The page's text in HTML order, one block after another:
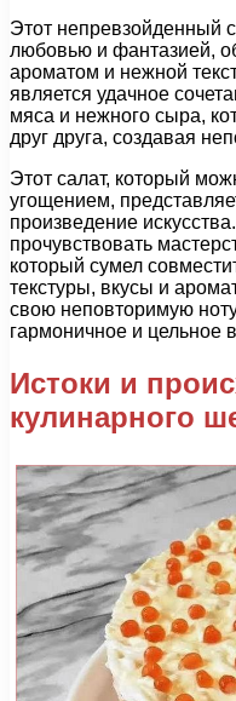
Этот непревзойденный
любовью и фантазией,
ароматом и нежной
является удачное
мяса и нежного сыра,
друг друга, создавая
Этот салат, который
угощением,
произведение
прочувствовать
который сумел
текстуры, вкусы и
свою неповторимую
гармоничное и цельное
Истоки и
кулинарного